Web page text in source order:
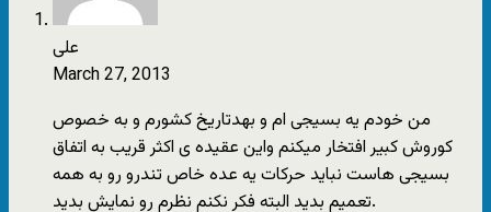
علی
March 27, 2013
من خودم یه بسیجی ام و بهدتاریخ کشورم و به خصوص
کوروش کبیر افتخار میکنم واین عقیده ی اکثر قریب به اتفاق
بسیجی هاست نباید حرکات یه عده خاص تندرو رو به همه
تعمیم بدید البته فکر نکنم نظرم رو نمایش بدید.